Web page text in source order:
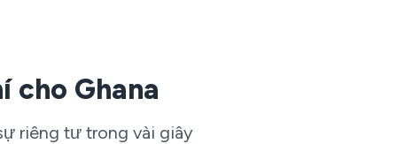
cho Ghana
riêng tư trong vài giây